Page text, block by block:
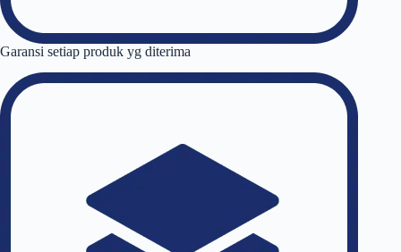
Garansi setiap produk yg diterima